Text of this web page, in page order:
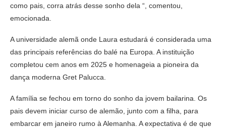
como pais, corra atrás desse sonho dela “, comentou,
emocionada.
A universidade alemã onde Laura estudará é considerada uma
das principais referências do balé na Europa. A instituição
completou cem anos em 2025 e homenageia a pioneira da
dança moderna Gret Palucca.
A família se fechou em torno do sonho da jovem bailarina. Os
pais devem iniciar curso de alemão, junto com a filha, para
embarcar em janeiro rumo à Alemanha. A expectativa é de que